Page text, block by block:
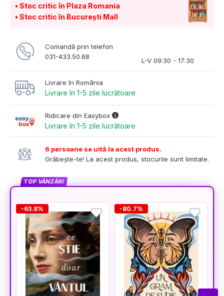
Stoc critic în Plaza Romania
Stoc critic în București Mall
Comandă prin telefon
031-433.50.68
L-V 09:30 - 17:30
Livrare în România
Livrare în 1-5 zile lucrătoare
Ridicare din Easybox
Livrare în 1-5 zile lucrătoare
6 persoane se uită la acest produs.
Grăbește-te! La acest produs, stocurile sunt limitate.
TOP VÂNZĂRI
-63.8% -80.7%